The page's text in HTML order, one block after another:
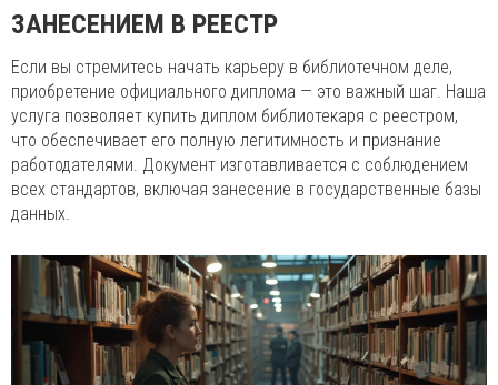
ЗАНЕСЕНИЕМ В РЕЕСТР
Если вы стремитесь начать карьеру в библиотечном деле,
приобретение официального диплома — это важный шаг. Наша
услуга позволяет купить диплом библиотекаря с реестром,
что обеспечивает его полную легитимность и признание
работодателями. Документ изготавливается с соблюдением
всех стандартов, включая занесение в государственные базы
данных.